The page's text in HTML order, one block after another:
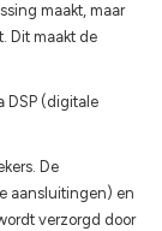
maakt, maar
Dit maakt de
DSP (digitale
De
aansluitingen) en
verzorgd door